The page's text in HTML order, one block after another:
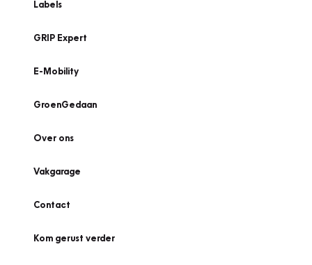
Labels
GRIP Expert
E-Mobility
GroenGedaan
Over ons
Vakgarage
Contact
Kom gerust verder